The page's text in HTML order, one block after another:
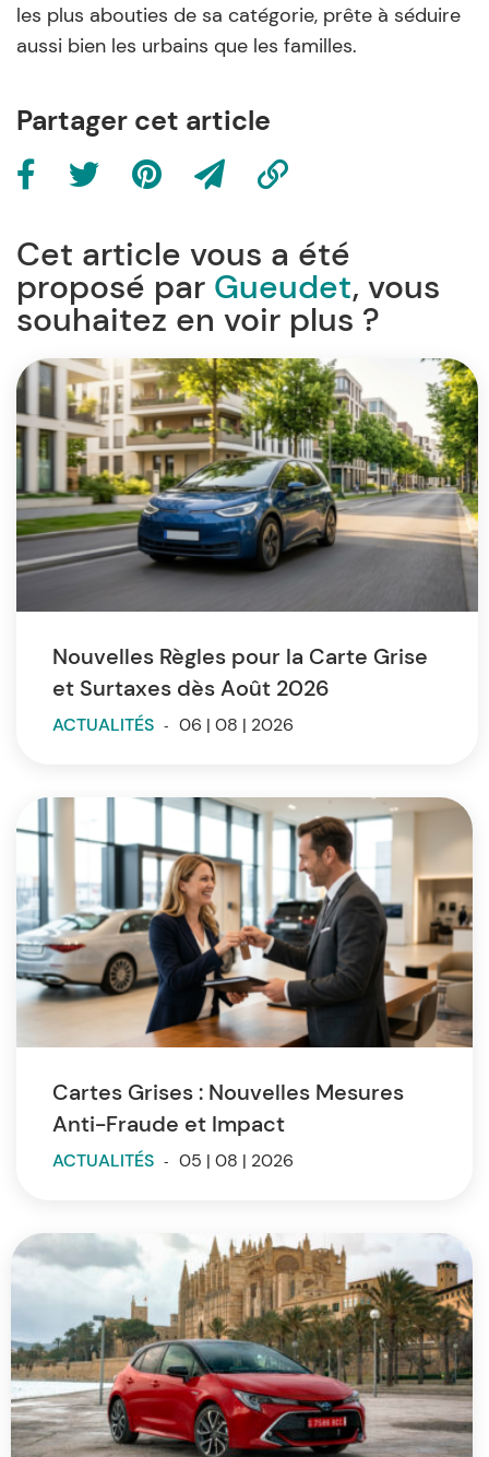
les plus abouties de sa catégorie, prête à séduire
aussi bien les urbains que les familles.
Partager cet article
Cet article vous a été
proposé par Gueudet, vous
souhaitez en voir plus ?
Nouvelles Règles pour la Carte Grise
et Surtaxes dès Août 2026
ACTUALITÉS - 06 | 08 | 2026
Cartes Grises : Nouvelles Mesures
Anti-Fraude et Impact
ACTUALITÉS - 05 | 08 | 2026